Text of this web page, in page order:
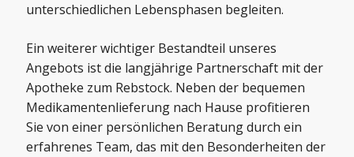
unterschiedlichen Lebensphasen begleiten.
Ein weiterer wichtiger Bestandteil unseres
Angebots ist die langjährige Partnerschaft mit der
Apotheke zum Rebstock. Neben der bequemen
Medikamentenlieferung nach Hause profitieren
Sie von einer persönlichen Beratung durch ein
erfahrenes Team, das mit den Besonderheiten der